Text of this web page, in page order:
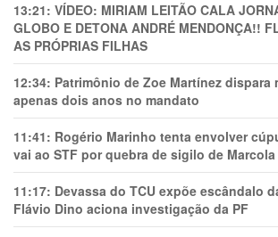
13:21: VÍDEO: MIRIAM LEITÃO CALA
GLOBO E DETONA ANDRÉ MENDONÇA!!
AS PRÓPRIAS FILHAS
12:34: Patrimônio de Zoe Martínez dispara
apenas dois anos no mandato
11:41: Rogério Marinho tenta envolver
vai ao STF por quebra de sigilo de Marcola
11:17: Devassa do TCU expõe escândalo
Flávio Dino aciona investigação da PF